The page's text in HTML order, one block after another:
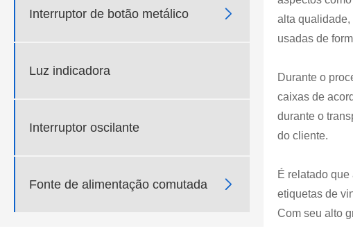
Interruptor de botão metálico 
Luz indicadora
Interruptor oscilante
Fonte de alimentação comutada 
alta qualidade,
usadas de
Durante o
caixas de
durante o
do cliente.
É relatado
etiquetas de
Com seu alto